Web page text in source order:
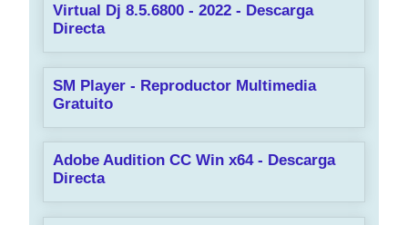
Virtual Dj 8.5.6800 - 2022 - Descarga
Directa
SM Player - Reproductor Multimedia
Gratuito
Adobe Audition CC Win x64 - Descarga
Directa